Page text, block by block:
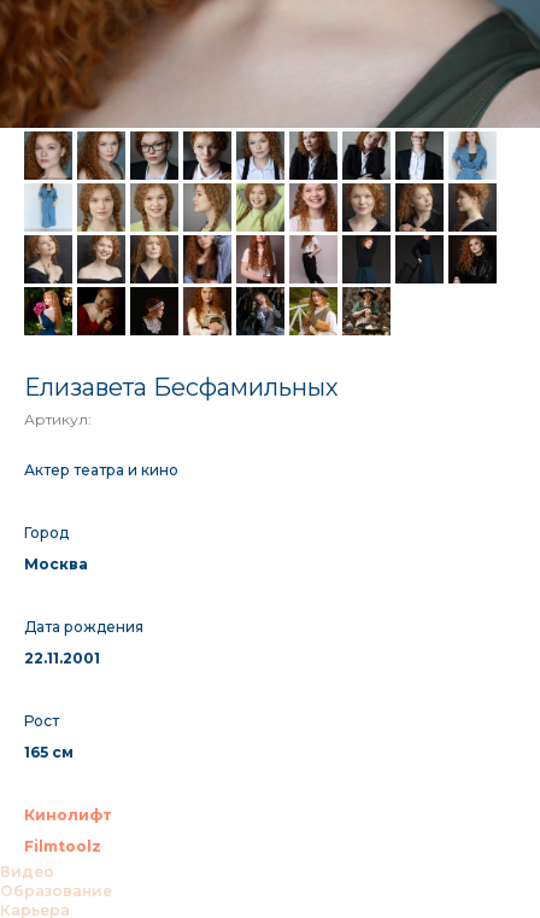
Елизавета Бесфамильных
Артикул:
Актер театра и кино
Город
Москва
Дата рождения
22.11.2001
Рост
165 см
Кинолифт
Filmtoolz
Видео
Образование
Карьера